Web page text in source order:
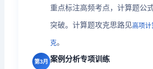
重点标注高频考点，计算题公
突破。计算题攻克思路见高项计
克。
第3月 案例分析专项训练